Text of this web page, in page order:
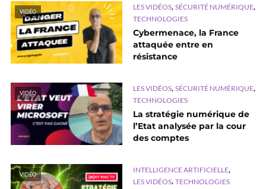
VIDÉO
LES VIDÉOS, SÉCURITÉ NUMÉRIQUE,
TECHNOLOGIES
Cybermenace, la France
attaquée entre en
résistance
VIDÉO
LES VIDÉOS, SÉCURITÉ NUMÉRIQUE,
TECHNOLOGIES
La stratégie numérique de
l’Etat analysée par la cour
des comptes
VIDÉO
INTELLIGENCE ARTIFICIELLE,
LES VIDÉOS, TECHNOLOGIES